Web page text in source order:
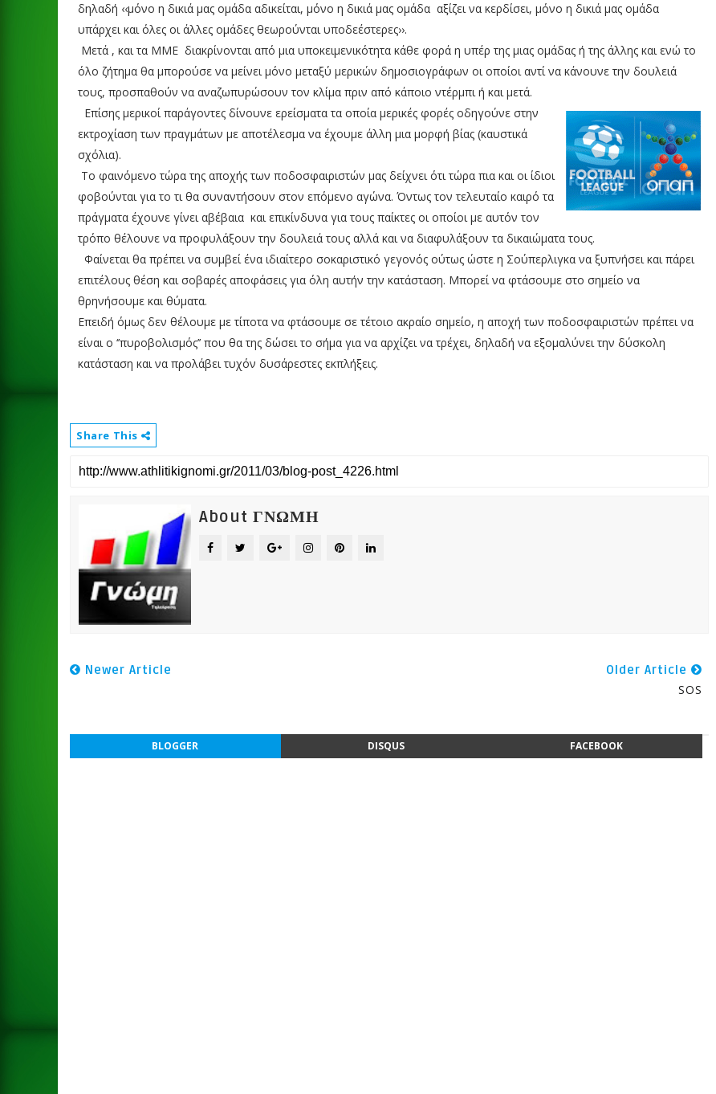
δηλαδή ‹‹μόνο η δικιά μας ομάδα αδικείται, μόνο η δικιά μας ομάδα αξίζει να κερδίσει, μόνο η δικιά μας ομάδα
υπάρχει και όλες οι άλλες ομάδες θεωρούνται υποδεέστερες››.
Μετά , και τα ΜΜΕ διακρίνονται από μια υποκειμενικότητα κάθε φορά η υπέρ της μιας ομάδας ή της άλλης και ενώ το
όλο ζήτημα θα μπορούσε να μείνει μόνο μεταξύ μερικών δημοσιογράφων οι οποίοι αντί να κάνουνε την δουλειά
τους, προσπαθούν να αναζωπυρώσουν τον κλίμα πριν από κάποιο ντέρμπι ή και μετά.
Επίσης μερικοί παράγοντες δίνουνε ερείσματα τα οποία μερικές φορές οδηγούνε στην
εκτροχίαση των πραγμάτων με αποτέλεσμα να έχουμε άλλη μια μορφή βίας (καυστικά
σχόλια).
Το φαινόμενο τώρα της αποχής των ποδοσφαιριστών μας δείχνει ότι τώρα πια και οι ίδιοι
φοβούνται για το τι θα συναντήσουν στον επόμενο αγώνα. Όντως τον τελευταίο καιρό τα
πράγματα έχουνε γίνει αβέβαια και επικίνδυνα για τους παίκτες οι οποίοι με αυτόν τον
τρόπο θέλουνε να προφυλάξουν την δουλειά τους αλλά και να διαφυλάξουν τα δικαιώματα τους.
Φαίνεται θα πρέπει να συμβεί ένα ιδιαίτερο σοκαριστικό γεγονός ούτως ώστε η Σούπερλιγκα να ξυπνήσει και πάρει
επιτέλους θέση και σοβαρές αποφάσεις για όλη αυτήν την κατάσταση. Μπορεί να φτάσουμε στο σημείο να
θρηνήσουμε και θύματα.
Επειδή όμως δεν θέλουμε με τίποτα να φτάσουμε σε τέτοιο ακραίο σημείο, η αποχή των ποδοσφαιριστών πρέπει να
είναι ο ‘’πυροβολισμός’’ που θα της δώσει το σήμα για να αρχίζει να τρέχει, δηλαδή να εξομαλύνει την δύσκολη
κατάσταση και να προλάβει τυχόν δυσάρεστες εκπλήξεις.
Share This
About ΓΝΩΜΗ
Newer Article Older Article
SOS
BLOGGER DISQUS FACEBOOK